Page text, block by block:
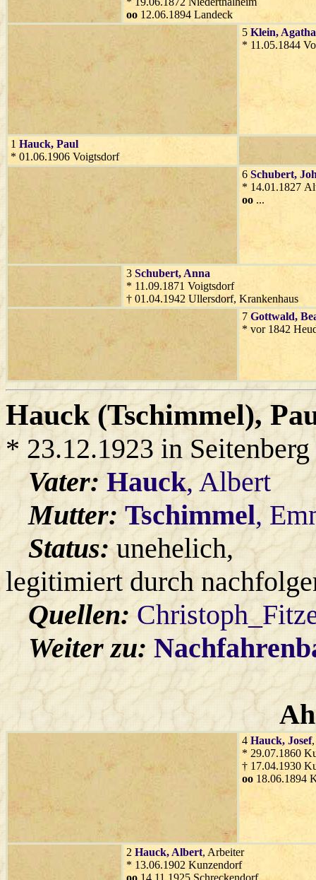
oo 12.06.1894 Landeck
5 Klein, Agatha
* 11.05.1844
1 Hauck, Paul
* 01.06.1906 Voigtsdorf
6 Schubert,
* 14.01.1827
oo ...
3 Schubert, Anna
* 11.09.1871 Voigtsdorf
† 01.04.1942 Ullersdorf, Krankenhaus
7 Gottwald,
* vor 1842
Hauck (Tschimmel),
* 23.12.1923 in Seitenberg
Vater:Hauck, Albert
Mutter:Tschimmel,
Status:unehelich,
legitimiert durch
Quellen:
Weiter zu:
4 Hauck, Josef
* 29.07.1860
† 17.04.1930
oo 18.06.1894
2 Hauck, Albert, Arbeiter
* 13.06.1902 Kunzendorf
oo 14.11.1925 Schreckendorf